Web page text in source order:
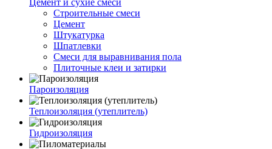
Цемент и сухие смеси
Строительные смеси
Цемент
Штукатурка
Шпатлевки
Смеси для выравнивания пола
Плиточные клеи и затирки
Пароизоляция
Теплоизоляция (утеплитель)
Гидроизоляция